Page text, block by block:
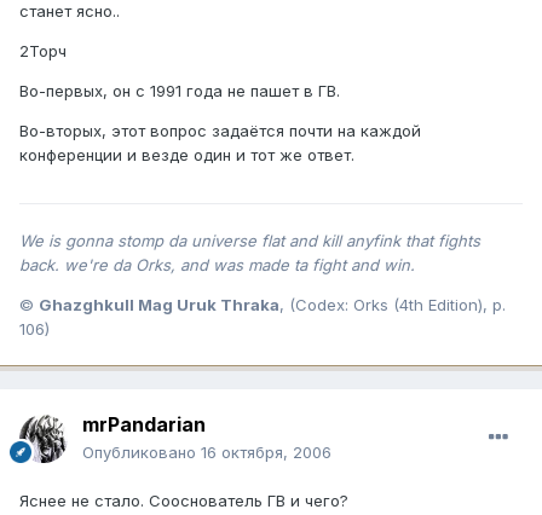
станет ясно..
2Торч
Во-первых, он с 1991 года не пашет в ГВ.
Во-вторых, этот вопрос задаётся почти на каждой
конференции и везде один и тот же ответ.
We is gonna stomp da universe flat and kill anyfink that fights
back. we're da Orks, and was made ta fight and win.
© Ghazghkull Mag Uruk Thraka, (Codex: Orks (4th Edition), p.
106)
mrPandarian
Опубликовано 16 октября, 2006
Яснее не стало. Сооснователь ГВ и чего?